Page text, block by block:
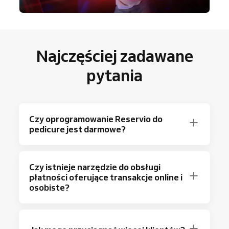
Najczęściej zadawane
pytania
Czy oprogramowanie Reservio do
pedicure jest darmowe?
możliwością wykonania do 40 rezerwacji
miesięcznie oraz podstawowymi funkcjami
umawiania wizyt.
najpopularniejszy plan Standard – 500
Czy istnieje narzędzie do obsługi
płatności oferujące transakcje online i
osobiste?